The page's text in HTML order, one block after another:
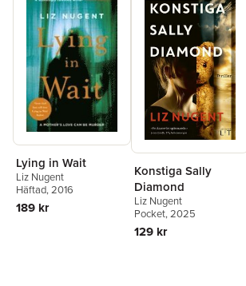
Lying in Wait
Liz Nugent
Häftad, 2016
189 kr
Konstiga Sally
Diamond
Liz Nugent
Pocket, 2025
129 kr